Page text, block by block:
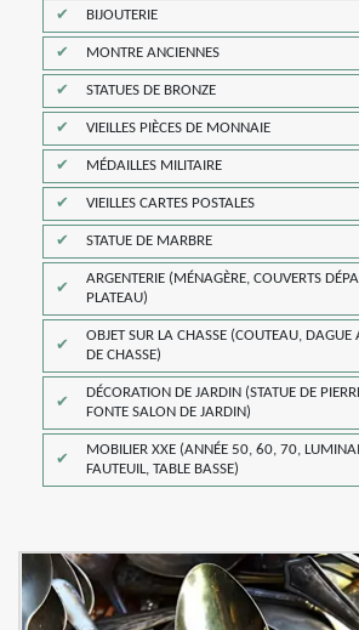
BIJOUTERIE
MONTRE ANCIENNES
STATUES DE BRONZE
VIEILLES PIÈCES DE MONNAIE
MÉDAILLES MILITAIRE
VIEILLES CARTES POSTALES
STATUE DE MARBRE
ARGENTERIE (MÉNAGÈRE, COUVERTS
PLATEAU)
OBJET SUR LA CHASSE (COUTEAU, DAGUE
DE CHASSE)
DÉCORATION DE JARDIN (STATUE DE
FONTE SALON DE JARDIN)
MOBILIER XXE (ANNÉE 50, 60, 70,
FAUTEUIL, TABLE BASSE)